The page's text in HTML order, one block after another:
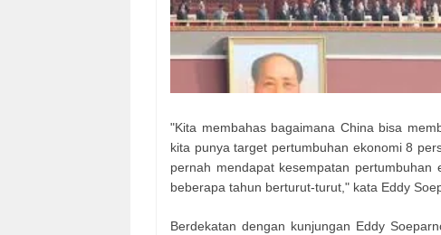
"Kita membahas bagaimana China bisa
kita punya target pertumbuhan ekonomi 8
pernah mendapat kesempatan
beberapa tahun berturut-turut," kata Eddy
Berdekatan dengan kunjungan Eddy